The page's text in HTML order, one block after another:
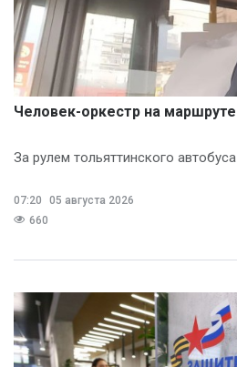
Человек-оркестр на маршруте
За рулем тольяттинского
07:20
05 августа 2026
660